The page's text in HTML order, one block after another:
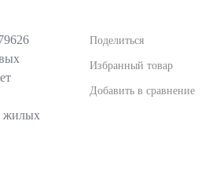
жилых
Поделиться
Избранный товар
Добавить в сравнение